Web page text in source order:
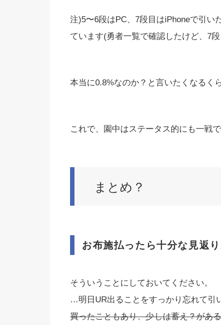
注)5〜6段はPC、7段目はiPhoneで引
ています(勇者一覧で確認したけど、7
本当に0.8%なのか？と言いたくなるく
これで、園中はステータス的にも一戦
まとめ？
お布施払ったら十分な見返
そういうことにしておいてください。
…明日UR出ることをすっかり忘れて引
買ったこともあり、少しは蓄え？があ